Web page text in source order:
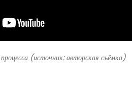
процесса (источник: авторская съёмка)